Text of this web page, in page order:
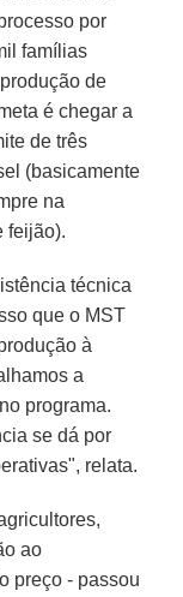
por
famílias
de
é chegar a
de três
(basicamente
na
feijão).
técnica
que o MST
à
a
programa.
se dá por
relata.
ao
preço - passou